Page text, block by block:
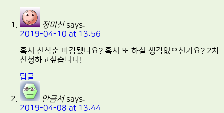
정미선 says:
2019-04-10 at 13:56
혹시 선착순 마감됐나요? 혹시 또 하실 생각없으신가요? 2차
신청하고싶습니다!
답글
안금서 says:
2019-04-08 at 13:44